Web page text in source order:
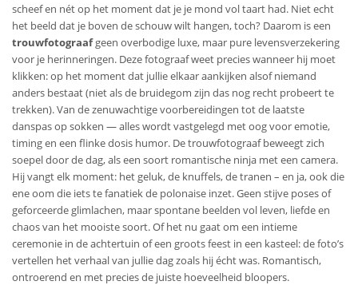
scheef en nét op het moment dat je je mond vol taart had. Niet echt
het beeld dat je boven de schouw wilt hangen, toch? Daarom is een
trouwfotograafgeen overbodige luxe, maar pure levensverzekering
voor je herinneringen. Deze fotograaf weet precies wanneer hij moet
klikken: op het moment dat jullie elkaar aankijken alsof niemand
anders bestaat (niet als de bruidegom zijn das nog recht probeert te
trekken). Van de zenuwachtige voorbereidingen tot de laatste
danspas op sokken — alles wordt vastgelegd met oog voor emotie,
timing en een flinke dosis humor. De trouwfotograaf beweegt zich
soepel door de dag, als een soort romantische ninja met een camera.
Hij vangt elk moment: het geluk, de knuffels, de tranen – en ja, ook die
ene oom die iets te fanatiek de polonaise inzet. Geen stijve poses of
geforceerde glimlachen, maar spontane beelden vol leven, liefde en
chaos van het mooiste soort. Of het nu gaat om een intieme
ceremonie in de achtertuin of een groots feest in een kasteel: de foto’s
vertellen het verhaal van jullie dag zoals hij écht was. Romantisch,
ontroerend en met precies de juiste hoeveelheid bloopers.